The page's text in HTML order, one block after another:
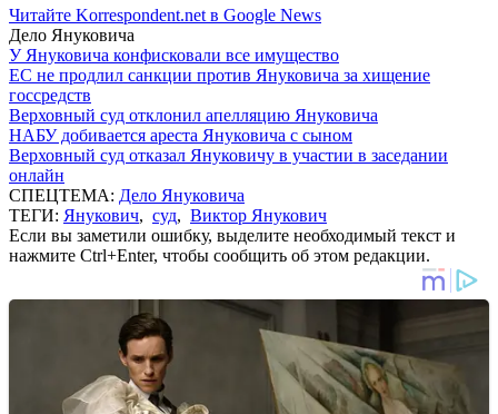
Читайте Korrespondent.net в Google News
Дело Януковича
У Януковича конфисковали все имущество
ЕС не продлил санкции против Януковича за хищение
госсредств
Верховный суд отклонил апелляцию Януковича
НАБУ добивается ареста Януковича с сыном
Верховный суд отказал Януковичу в участии в заседании
онлайн
СПЕЦТЕМА: Дело Януковича
ТЕГИ: Янукович, суд, Виктор Янукович
Если вы заметили ошибку, выделите необходимый текст и
нажмите Ctrl+Enter, чтобы сообщить об этом редакции.